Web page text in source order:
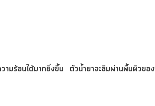
วามร้อนได้มากยิ่งขึ้น ตัวน้ำยาจะซึมผ่านพื้นผิวของ